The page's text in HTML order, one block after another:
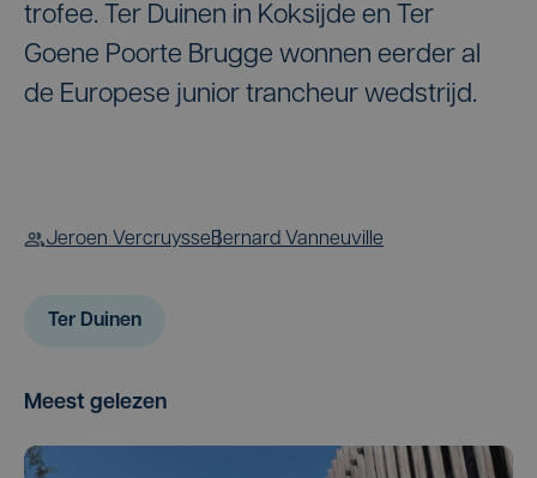
trofee. Ter Duinen in Koksijde en Ter
Goene Poorte Brugge wonnen eerder al
de Europese junior trancheur wedstrijd.
Jeroen VercruysseBernard Vanneuville
Ter Duinen
Meest gelezen